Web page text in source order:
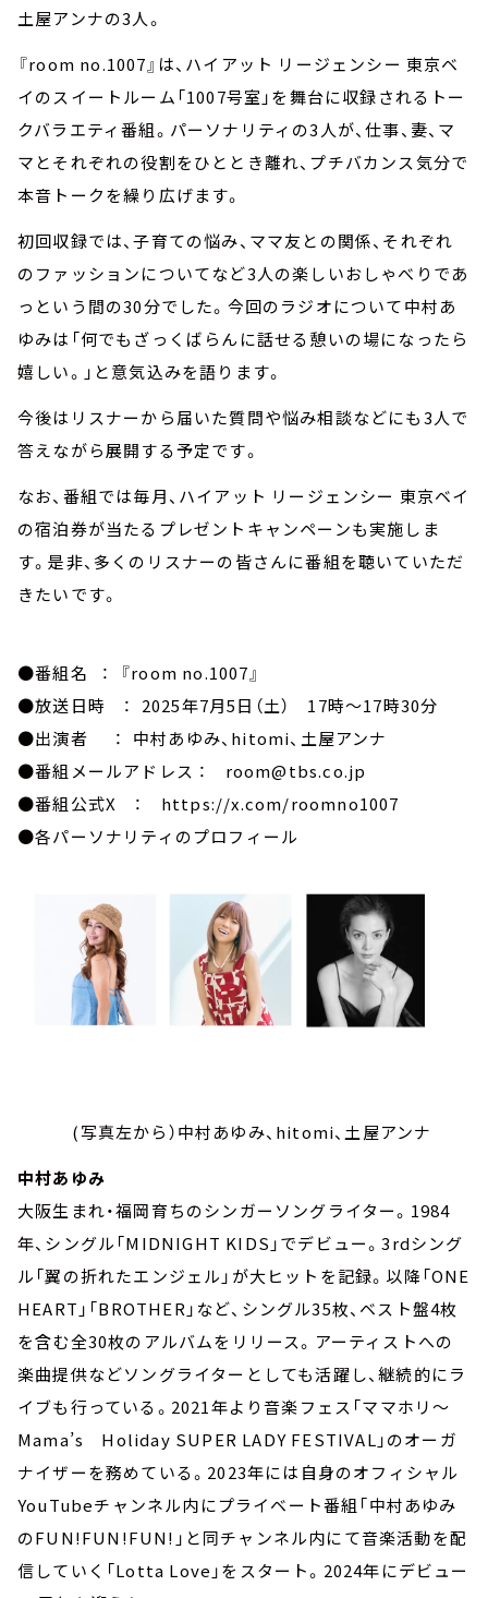
土屋アンナの3人。
『room no.1007』は、ハイアット リージェンシー 東京ベ
イのスイートルーム「1007号室」を舞台に収録されるトー
クバラエティ番組。パーソナリティの3人が、仕事、妻、マ
マとそれぞれの役割をひととき離れ、プチバカンス気分で
本音トークを繰り広げます。
初回収録では、子育ての悩み、ママ友との関係、それぞれ
のファッションについてなど3人の楽しいおしゃべりであ
っという間の30分でした。今回のラジオについて中村あ
ゆみは「何でもざっくばらんに話せる憩いの場になったら
嬉しい。」と意気込みを語ります。
今後はリスナーから届いた質問や悩み相談などにも3人で
答えながら展開する予定です。
なお、番組では毎月、ハイアット リージェンシー 東京ベイ
の宿泊券が当たるプレゼントキャンペーンも実施しま
す。是非、多くのリスナーの皆さんに番組を聴いていただ
きたいです。
●番組名 ： 『room no.1007』
●放送日時 ： 2025年7月5日（土） 17時～17時30分
●出演者 ： 中村あゆみ、hitomi、土屋アンナ
●番組メールアドレス ： room@tbs.co.jp
●番組公式X ： https://x.com/roomno1007
●各パーソナリティのプロフィール
(写真左から）中村あゆみ、hitomi、土屋アンナ
中村あゆみ
大阪生まれ・福岡育ちのシンガーソングライター。1984
年、シングル「MIDNIGHT KIDS」でデビュー。3rdシング
ル「翼の折れたエンジェル」が大ヒットを記録。以降「ONE
HEART」「BROTHER」など、シングル35枚、ベスト盤4枚
を含む全30枚のアルバムをリリース。アーティストへの
楽曲提供などソングライターとしても活躍し、継続的にラ
イブも行っている。2021年より音楽フェス「ママホリ～
Mama’s Holiday SUPER LADY FESTIVAL」のオーガ
ナイザーを務めている。2023年には自身のオフィシャル
YouTubeチャンネル内にプライベート番組「中村あゆみ
のFUN!FUN!FUN!」と同チャンネル内にて音楽活動を配
信していく「Lotta Love」をスタート。2024年にデビュー